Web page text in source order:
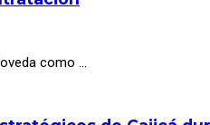
como …